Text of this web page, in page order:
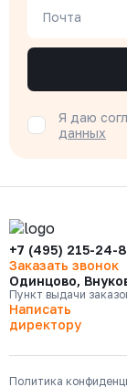
Почта
Я даю
данных
+7 (495) 215-24-
Заказать звонок
Одинцово,
Пункт выдачи
Написать
директору
Политика